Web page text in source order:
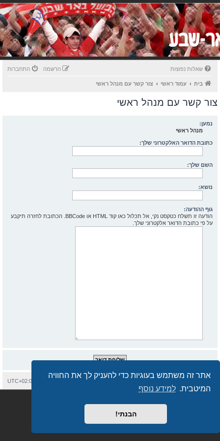
אתר זה משתמש בעוגיות כדי להעניק לך את החוויה
המיטבית. למידע נוסף
הבנתי!
שאלות נפוצות התחברות הרשמה
בית עמוד ראשי צור קשר עם מנהל ראשי
צור קשר עם מנהל ראשי
נמען:
מנהל ראשי
כתובת הדואר האלקטרוני שלך:
השם שלך:
נושא:
גוף ההודעה:
הודעה זו תשלח כטקסט נקי, אל תכלול כאו קוד HTML או BBCode. הכתובת לחזרה תיקבע
על פי כתובת הדואר אלקטרוני שלך.
UTC+02:00 מחיקת עוגיות
Revolution style by
מבוסס עלphpBB.co.il - פורומים בעברית . © 2017 - phpBB.co.il.